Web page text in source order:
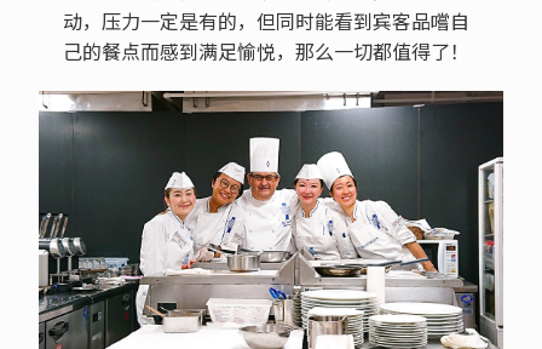
动，压力一定是有的，但同时能看到宾客品嚐自
己的餐点而感到满足愉悦，那么一切都值得了！